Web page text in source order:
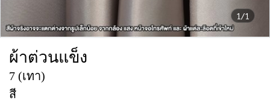
1/1
ผ้าต่วนแข็ง
7 (เทา)
สี